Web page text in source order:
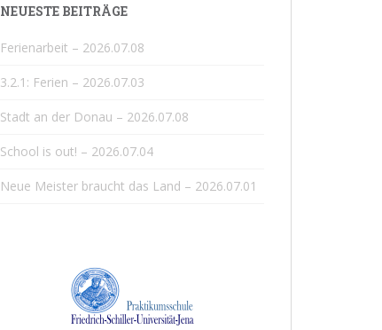
NEUESTE BEITRÄGE
Ferienarbeit – 2026.07.08
3.2.1: Ferien – 2026.07.03
Stadt an der Donau – 2026.07.08
School is out! – 2026.07.04
Neue Meister braucht das Land – 2026.07.01